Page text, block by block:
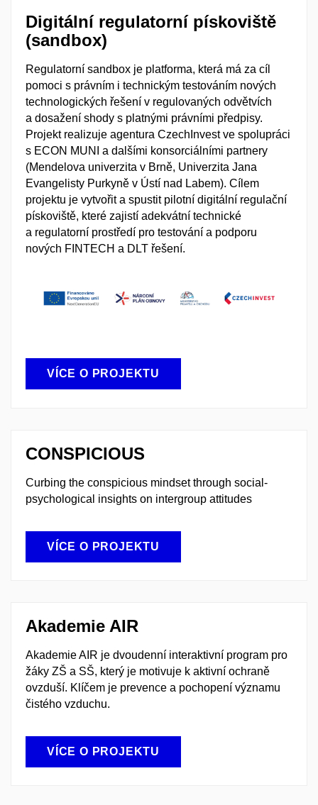
Digitální regulatorní pískoviště
(sandbox)
Regulatorní sandbox je platforma, která má za cíl
pomoci s právním i technickým testováním nových
technologických řešení v regulovaných odvětvích
a dosažení shody s platnými právními předpisy.
Projekt realizuje agentura CzechInvest ve spolupráci
s ECON MUNI a dalšími konsorciálními partnery
(Mendelova univerzita v Brně, Univerzita Jana
Evangelisty Purkyně v Ústí nad Labem). Cílem
projektu je vytvořit a spustit pilotní digitální regulační
pískoviště, které zajistí adekvátní technické
a regulatorní prostředí pro testování a podporu
nových FINTECH a DLT řešení.
VÍCE O PROJEKTU
CONSPICIOUS
Curbing the conspicious mindset through social-
psychological insights on intergroup attitudes
VÍCE O PROJEKTU
Akademie AIR
Akademie AIR je dvoudenní interaktivní program pro
žáky ZŠ a SŠ, který je motivuje k aktivní ochraně
ovzduší. Klíčem je prevence a pochopení významu
čistého vzduchu.
VÍCE O PROJEKTU